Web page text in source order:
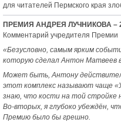
для читателей Пермского края
ПРЕМИЯ АНДРЕЯ ЛУЧНИКОВА –
Комментарий учредителя Премии
«Безусловно, самым ярким
которую сделал Антон Матвеев в
Может быть, Антону
этот комплекс называют чаще «У
знаю, что кости на той стройке
Во-вторых, я глубоко убеждён,
Премию было бы грешно.